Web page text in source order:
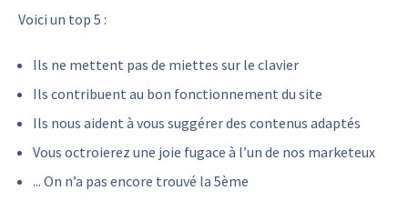
Voici un top 5 :
Ils ne mettent pas de miettes sur le clavier
Ils contribuent au bon fonctionnement du site
Ils nous aident à vous suggérer des contenus adaptés
Vous octroierez une joie fugace à l’un de nos marketeux
... On n’a pas encore trouvé la 5ème
Surfy
Gestion Intelligente des espaces ‍de travail